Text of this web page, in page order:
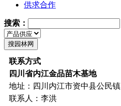
供求合作
搜索：
联系方式
四川省内江金品苗木基地
地址：四川内江市资中县公民镇
联系人：李洪